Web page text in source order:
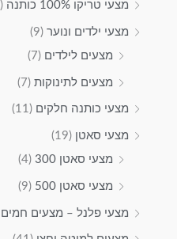
מצעי טריקו 100% כותנה (4)
מצעי ילדים ונוער (9)
מצעים לילדים (7)
מצעים לתינוקות (7)
מצעי כותנה חלקים (11)
מצעי סאטן (19)
מצעי סאטן 300
(4)
מצעי סאטן 500 (9)
מצעי פלנל – מצעים חמים